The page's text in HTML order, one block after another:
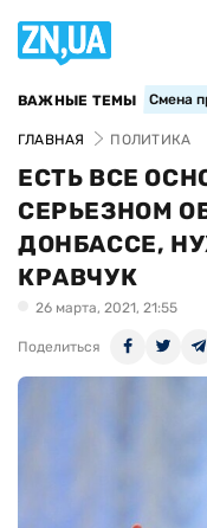
ВАЖНЫЕ ТЕМЫ Смена
ГЛАВНАЯ ПОЛИТИКА
ЕСТЬ ВСЕ
СЕРЬЕЗНОМ
ДОНБАССЕ,
КРАВЧУК
26 марта, 2021, 21:55
Поделиться